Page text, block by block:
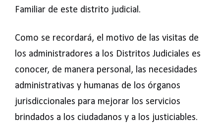
Familiar de este distrito judicial.
Como se recordará, el motivo de las visitas de
los administradores a los Distritos Judiciales es
conocer, de manera personal, las necesidades
administrativas y humanas de los órganos
jurisdiccionales para mejorar los servicios
brindados a los ciudadanos y a los justiciables.